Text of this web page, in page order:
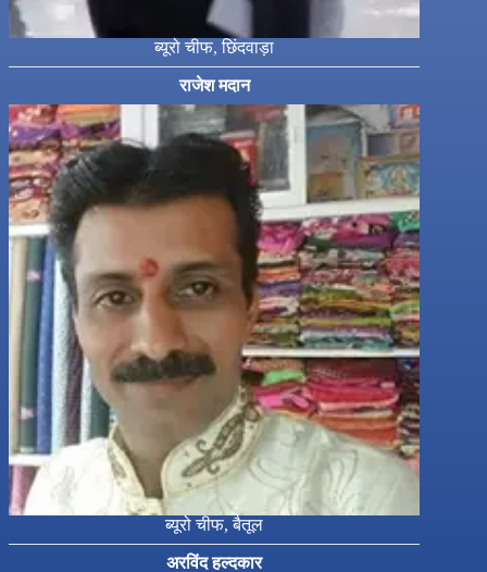
ब्यूरो चीफ, छिंदवाड़ा
राजेश मदान
ब्यूरो चीफ, बैतूल
अरविंद हल्दकार